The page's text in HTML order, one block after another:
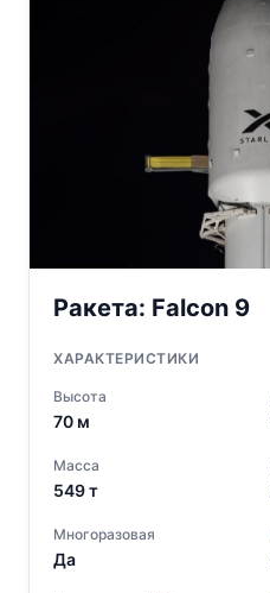
Ракета: Falcon 9
ХАРАКТЕРИСТИКИ
Высота
70 м
Масса
549т
Многоразовая
Да